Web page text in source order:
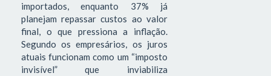
importados, enquanto 37% já
planejam repassar custos ao valor
final, o que pressiona a inflação.
Segundo os empresários, os juros
atuais funcionam como um “imposto
invisível” que inviabiliza